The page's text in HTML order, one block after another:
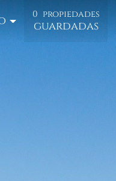
0 propiedades
guardadas